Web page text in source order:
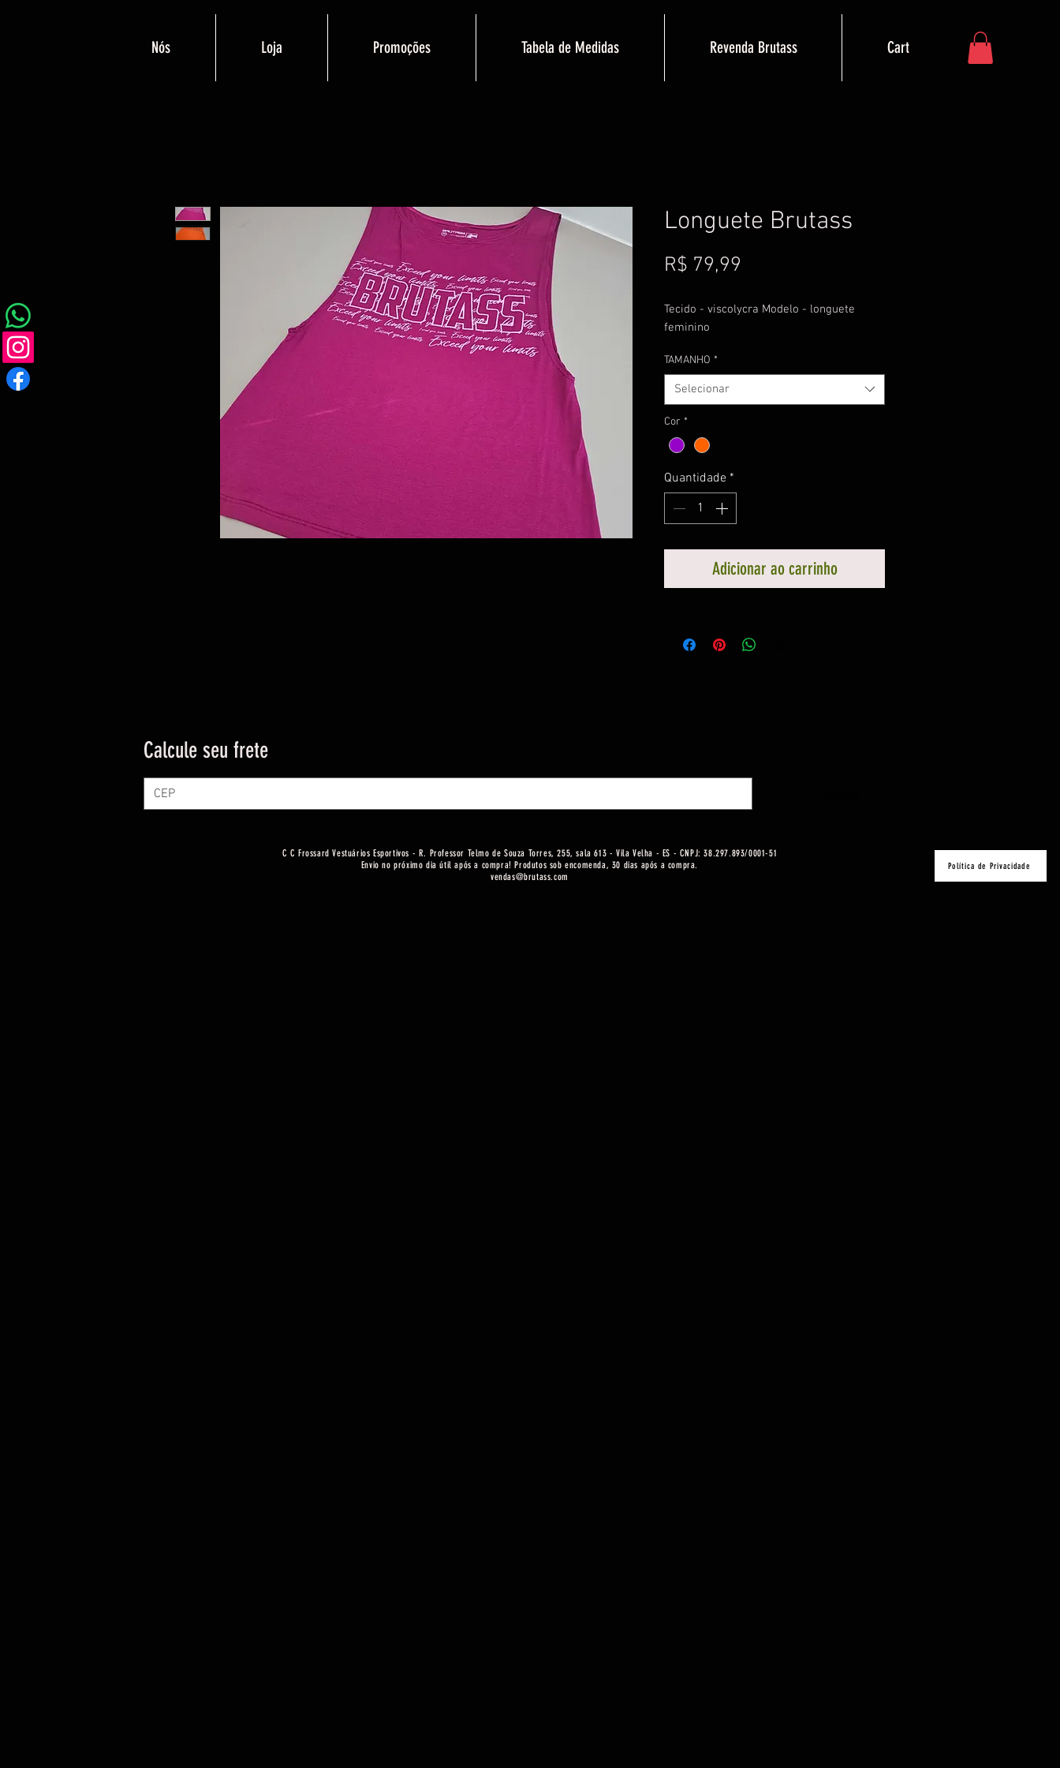
Nós Loja Promoções Tabela de Medidas Revenda Brutass Cart
Longuete Brutass
R$ 79,99
Tecido - viscolycra Modelo - longuete
feminino
TAMANHO *
Selecionar
Cor *
Quantidade *
Adicionar ao carrinho
Calcule seu frete
C C Frossard Vestuários Esportivos - R. Professor Telmo de Souza Torres, 255, sala 613 - Vila Velha - ES - CNPJ: 38.297.893/0001-51
Envio no próximo dia útil após a compra! Produtos sob encomenda, 30 dias após a compra.
vendas@brutass.com
Política de Privacidade